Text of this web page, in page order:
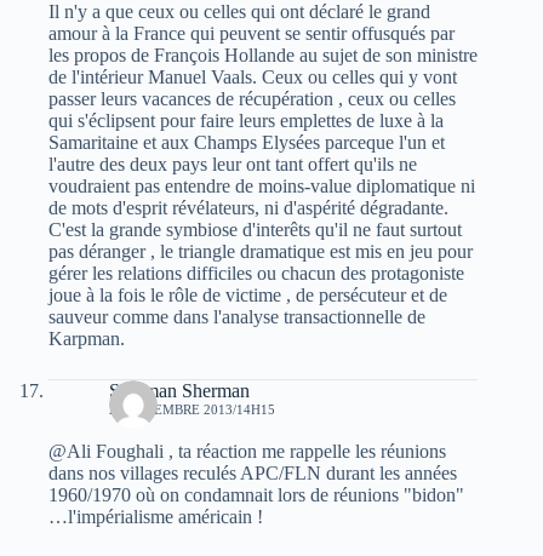
Il n'y a que ceux ou celles qui ont déclaré le grand
amour à la France qui peuvent se sentir offusqués par
les propos de François Hollande au sujet de son ministre
de l'intérieur Manuel Vaals. Ceux ou celles qui y vont
passer leurs vacances de récupération , ceux ou celles
qui s'éclipsent pour faire leurs emplettes de luxe à la
Samaritaine et aux Champs Elysées parceque l'un et
l'autre des deux pays leur ont tant offert qu'ils ne
voudraient pas entendre de moins-value diplomatique ni
de mots d'esprit révélateurs, ni d'aspérité dégradante.
C'est la grande symbiose d'interêts qu'il ne faut surtout
pas déranger , le triangle dramatique est mis en jeu pour
gérer les relations difficiles ou chacun des protagoniste
joue à la fois le rôle de victime , de persécuteur et de
sauveur comme dans l'analyse transactionnelle de
Karpman.
Sherman Sherman
22 DÉCEMBRE 2013/14H15
@Ali Foughali , ta réaction me rappelle les réunions
dans nos villages reculés APC/FLN durant les années
1960/1970 où on condamnait lors de réunions "bidon"
…l'impérialisme américain !